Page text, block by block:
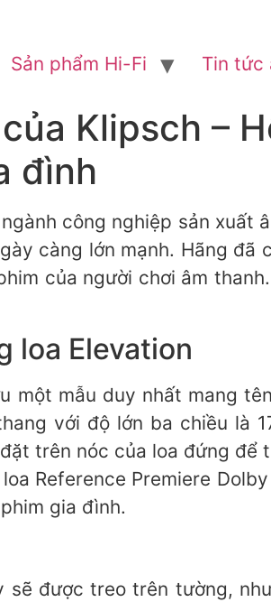
Sản phẩm Hi-Fi Tin tức
Klipsch –
đình
công nghiệp sản xuất
càng lớn mạnh. Hãng
của người chơi âm
loa Elevation
một mẫu duy nhất mang
với độ lớn ba chiều là
trên nóc của loa đứng để
Reference Premiere
gia đình.
sẽ được treo trên tường,